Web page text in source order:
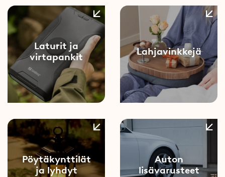
Laturit ja
virtapankit
Lahjavinkkejä
Pöytäkynttilät
ja lyhdyt
Auton
lisävarusteet